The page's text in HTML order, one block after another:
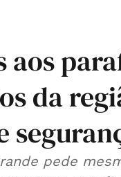
aos
da
pede